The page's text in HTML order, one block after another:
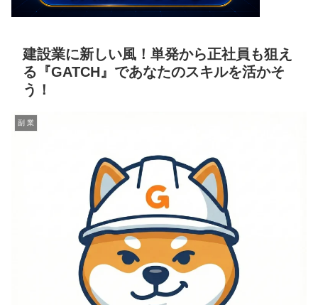
建設業に新しい風！単発から正社員も狙え
る『GATCH』であなたのスキルを活かそ
う！
副 業